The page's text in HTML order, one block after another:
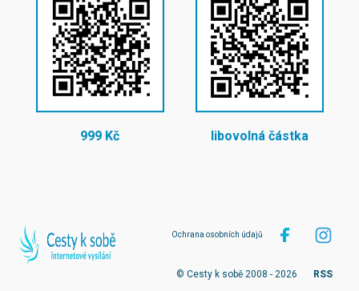
999 Kč libovolná částka
Ochrana osobních údajů
© Cesty k sobě 2008 - 2026 RSS